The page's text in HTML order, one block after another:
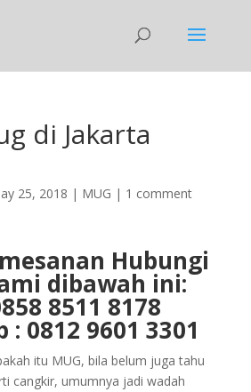
di Jakarta
25, 2018 | MUG | 1 comment
Hubungi
dibawah ini:
8511 8178
0812 9601 3301
itu MUG, bila belum juga tahu
cangkir, umumnya jadi wadah